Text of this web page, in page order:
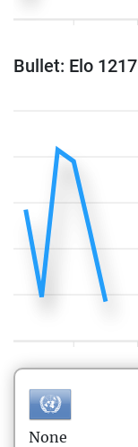
Bullet: Elo 1217
None